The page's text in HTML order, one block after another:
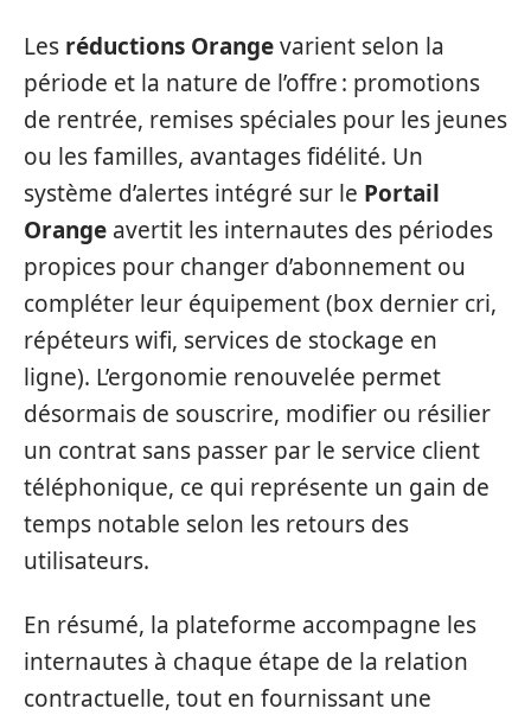
Les réductions Orangevarient selon la
période et la nature de l’offre : promotions
de rentrée, remises spéciales pour les jeunes
ou les familles, avantages fidélité. Un
système d’alertes intégré sur le Portail
Orange avertit les internautes des périodes
propices pour changer d’abonnement ou
compléter leur équipement (box dernier cri,
répéteurs wifi, services de stockage en
ligne). L’ergonomie renouvelée permet
désormais de souscrire, modifier ou résilier
un contrat sans passer par le service client
téléphonique, ce qui représente un gain de
temps notable selon les retours des
utilisateurs.
En résumé, la plateforme accompagne les
internautes à chaque étape de la relation
contractuelle, tout en fournissant une